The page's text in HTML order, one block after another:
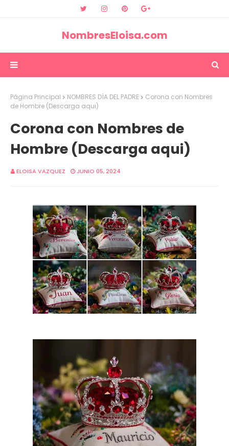
NombresEloisa.com
Página Principal NOMBRES DÍA DEL PADRE
Corona con Nombres
de Hombre (Descarga aqui)
Corona con Nombres de
Hombre (Descarga aqui)
ELOISA VAZQUEZ JUNIO 05, 2024